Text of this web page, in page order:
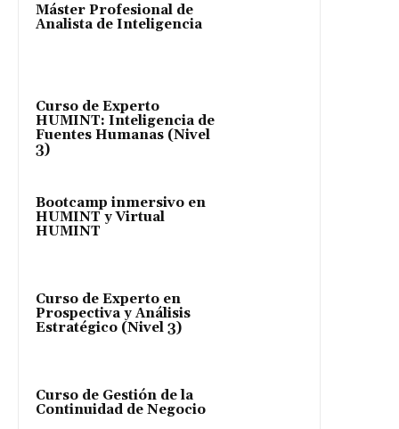
Máster Profesional de
Analista de Inteligencia
Curso de Experto
HUMINT: Inteligencia de
Fuentes Humanas (Nivel
3)
Bootcamp inmersivo en
HUMINT y Virtual
HUMINT
Curso de Experto en
Prospectiva y Análisis
Estratégico (Nivel 3)
Curso de Gestión de la
Continuidad de Negocio